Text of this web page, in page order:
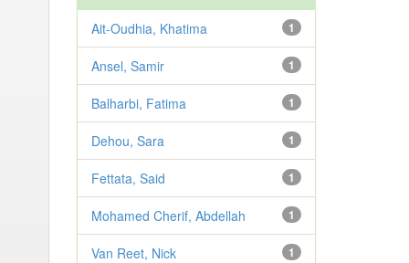
1
Ait-Oudhia, Khatima
1
Ansel, Samir
1
Balharbi, Fatima
1
Dehou, Sara
1
Fettata, Said
1
Mohamed Cherif, Abdellah
1
Van Reet, Nick